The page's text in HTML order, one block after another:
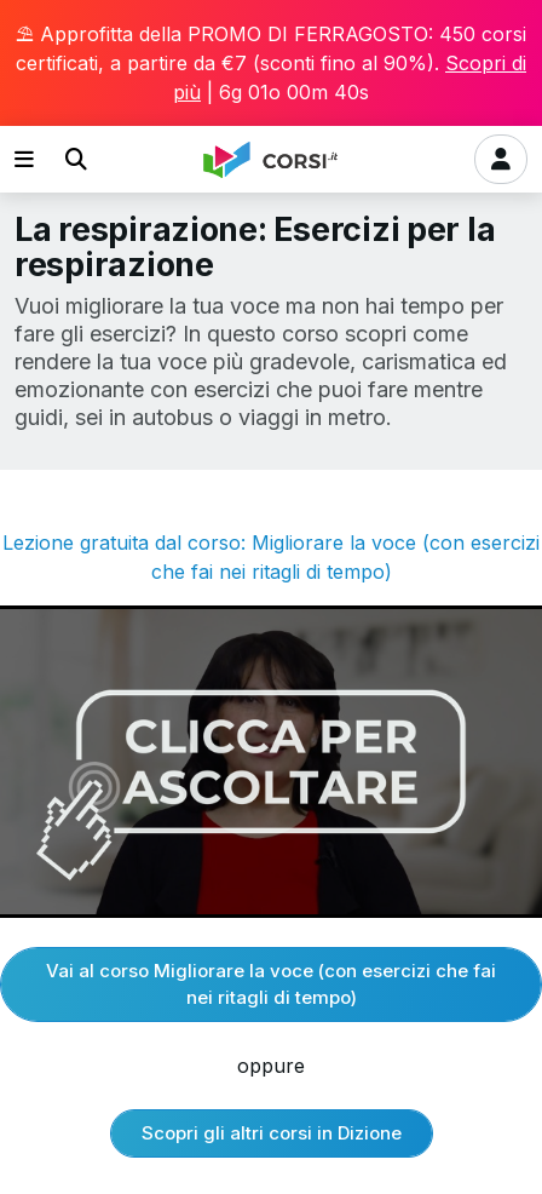
⛱️ Approfitta della PROMO DI FERRAGOSTO: 450 corsi
certificati, a partire da €7 (sconti fino al 90%). Scopri di
più |6g 01o 00m 39s
La respirazione: Esercizi per la
respirazione
Vuoi migliorare la tua voce ma non hai tempo per
fare gli esercizi? In questo corso scopri come
rendere la tua voce più gradevole, carismatica ed
emozionante con esercizi che puoi fare mentre
guidi, sei in autobus o viaggi in metro.
Lezione gratuita dal corso: Migliorare la voce (con esercizi
che fai nei ritagli di tempo)
Vai al corso Migliorare la voce (con esercizi che fai
nei ritagli di tempo)
oppure
Scopri gli altri corsi in Dizione